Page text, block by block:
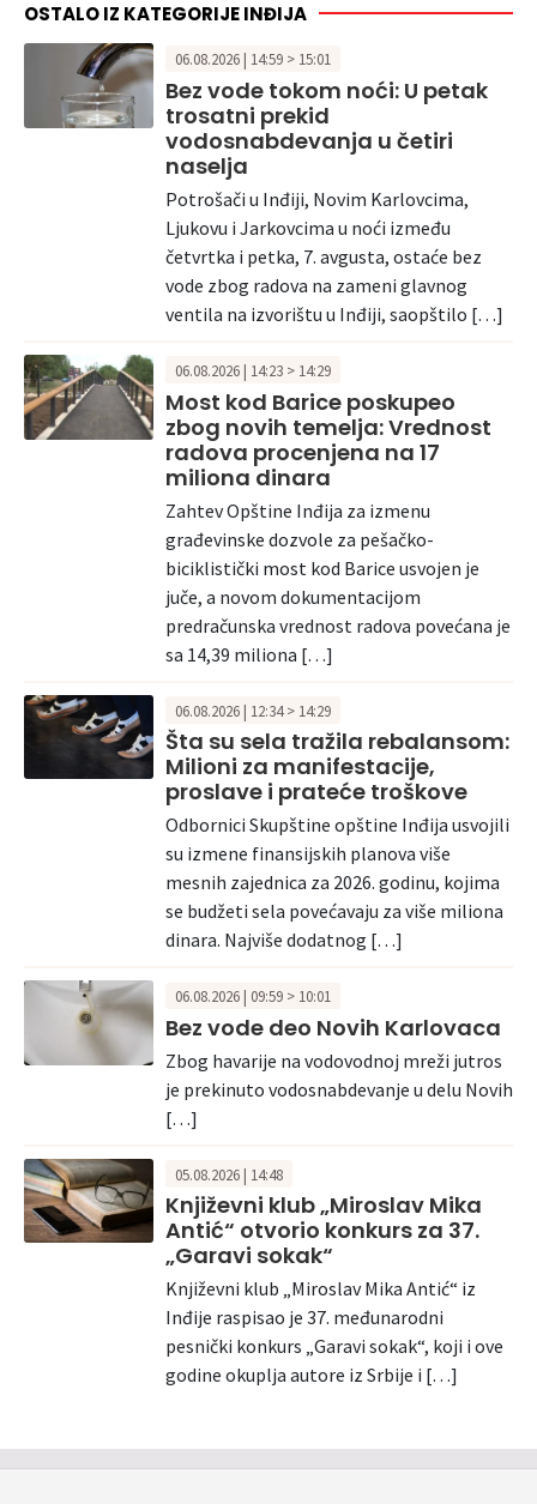
OSTALO IZ KATEGORIJE INĐIJA
06.08.2026 | 14:59 > 15:01
Bez vode tokom noći: U petak
trosatni prekid
vodosnabdevanja u četiri
naselja
Potrošači u Inđiji, Novim Karlovcima,
Ljukovu i Jarkovcima u noći između
četvrtka i petka, 7. avgusta, ostaće bez
vode zbog radova na zameni glavnog
ventila na izvorištu u Inđiji, saopštilo […]
06.08.2026 | 14:23 > 14:29
Most kod Barice poskupeo
zbog novih temelja: Vrednost
radova procenjena na 17
miliona dinara
Zahtev Opštine Inđija za izmenu
građevinske dozvole za pešačko-
biciklistički most kod Barice usvojen je
juče, a novom dokumentacijom
predračunska vrednost radova povećana je
sa 14,39 miliona […]
06.08.2026 | 12:34 > 14:29
Šta su sela tražila rebalansom:
Milioni za manifestacije,
proslave i prateće troškove
Odbornici Skupštine opštine Inđija usvojili
su izmene finansijskih planova više
mesnih zajednica za 2026. godinu, kojima
se budžeti sela povećavaju za više miliona
dinara. Najviše dodatnog […]
06.08.2026 | 09:59 > 10:01
Bez vode deo Novih Karlovaca
Zbog havarije na vodovodnoj mreži jutros
je prekinuto vodosnabdevanje u delu Novih
[…]
05.08.2026 | 14:48
Književni klub „Miroslav Mika
Antić“ otvorio konkurs za 37.
„Garavi sokak“
Književni klub „Miroslav Mika Antić“ iz
Inđije raspisao je 37. međunarodni
pesnički konkurs „Garavi sokak“, koji i ove
godine okuplja autore iz Srbije i […]